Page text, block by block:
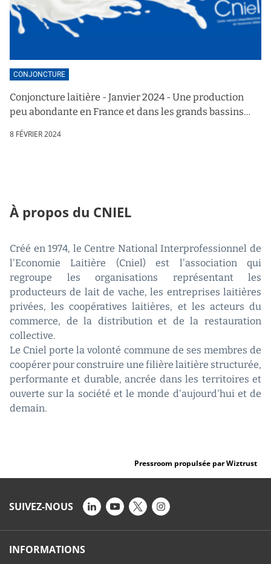
CONJONCTURE
Conjoncture laitière - Janvier 2024 - Une production
peu abondante en France et dans les grands bassins
8 FÉVRIER 2024
À propos du CNIEL
Créé en 1974, le Centre National Interprofessionnel de
l'Economie Laitière (Cniel) est l'association qui
regroupe les organisations représentant les
producteurs de lait de vache, les entreprises laitières
privées, les coopératives laitières, et les acteurs du
commerce, de la distribution et de la restauration
collective.
Le Cniel porte la volonté commune de ses membres de
coopérer pour construire une filière laitière structurée,
performante et durable, ancrée dans les territoires et
ouverte sur la société et le monde d'aujourd'hui et de
demain.
Pressroom propulsée par Wiztrust
SUIVEZ-NOUS
INFORMATIONS